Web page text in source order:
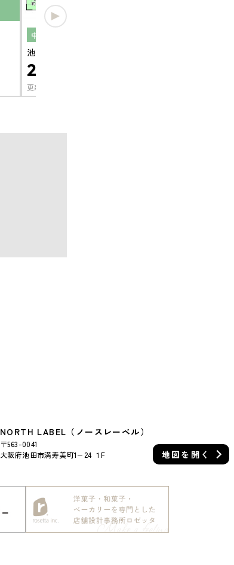
中古一戸建て
池田市伏尾台１丁目
2,180
更新日：
NORTH LABEL（ノースレーベル）
〒563-0041
大阪府池田市満寿美町1−24 １F
地図を 開く